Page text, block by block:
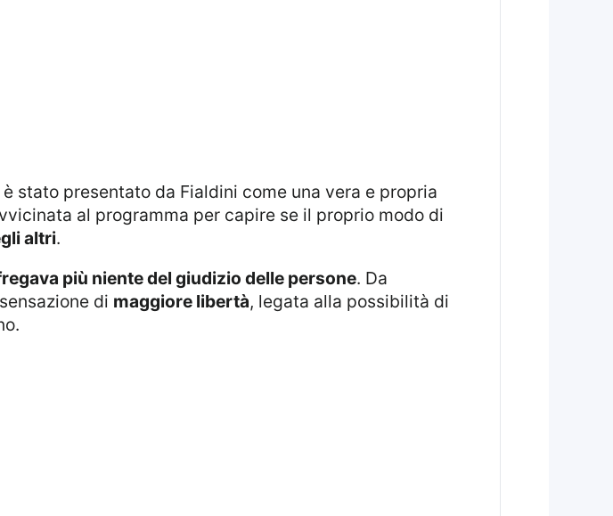
stato presentato da Fialdini come una vera e propria
al programma per capire se il proprio modo di
altri.
più niente del giudizio delle persone. Da
di maggiore libertà, legata alla possibilità di